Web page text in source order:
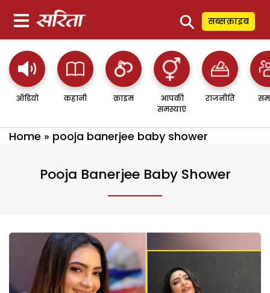
⚲ सब्सक्राइब
ऑडियो कहानी क्राइम
आपकी
समस्याएं
राजनीति
Home » pooja banerjee baby shower
Pooja Banerjee Baby Shower